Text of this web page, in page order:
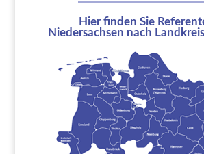
Hier finden Sie
Niedersachsen nach